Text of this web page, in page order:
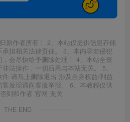
原作者所有！ 2、本站仅提供信息存储
担相关法律责任。 3、本内容若侵犯
会尽快给予删除处理！ 4、本站全资
法操作，一切后果与本站无关。 5、
请马上删除退出 涉及自身权益/利益
发现请向客服举报。 6、本教程仅供
则和作者 官网 无关
THE END